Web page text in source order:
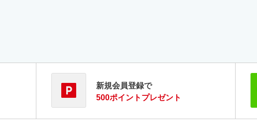
新規会員登録で
500ポイントプレゼント